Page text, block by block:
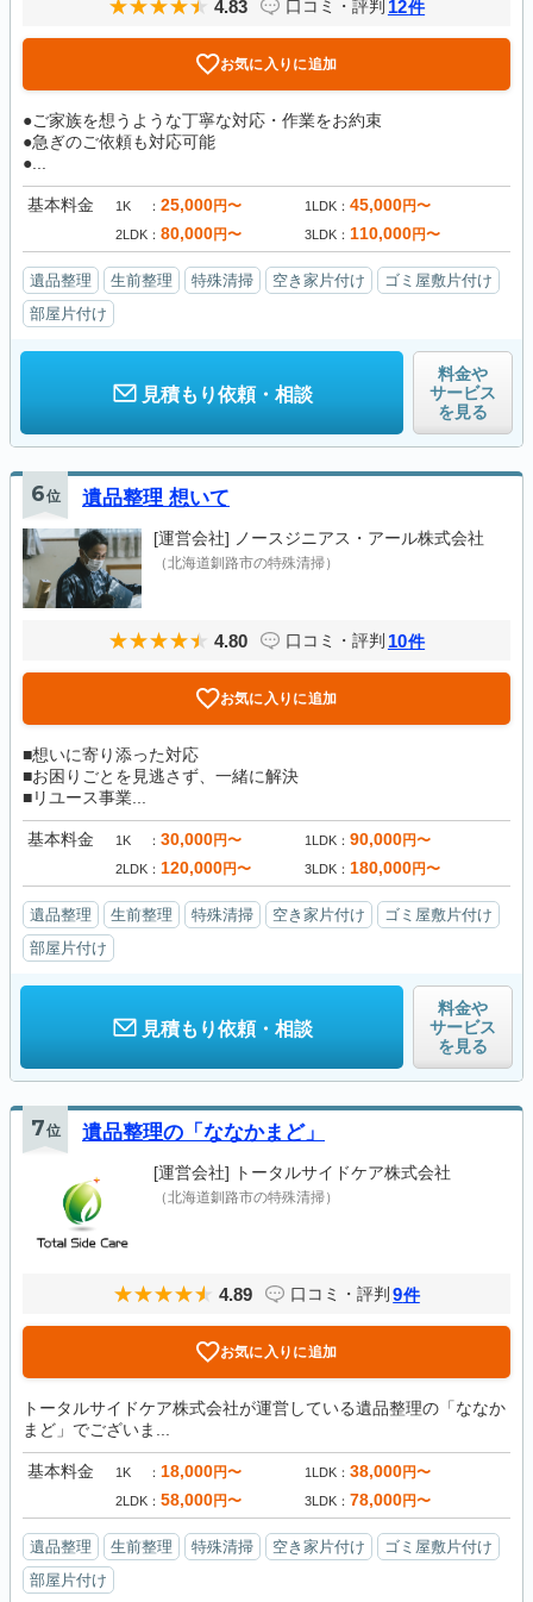
4.83 口コミ・評判 12件
お気に入りに追加
●ご家族を想うような丁寧な対応・作業をお約束
●急ぎのご依頼も対応可能
●...
基本料金 1K 25,000円〜 1LDK 45,000円〜
2LDK 80,000円〜 3LDK 110,000円〜
遺品整理 生前整理 特殊清掃 空き家片付け
ゴミ屋敷片付け
部屋片付け
見積もり依頼・相談
料金や
サービス
を見る
6位 遺品整理 想いて
[運営会社] ノースジニアス・アール株式会社
（北海道釧路市の特殊清掃）
4.80 口コミ・評判 10件
お気に入りに追加
■想いに寄り添った対応
■お困りごとを見逃さず、一緒に解決
■リユース事業...
基本料金 1K 30,000円〜 1LDK 90,000円〜
2LDK 120,000円〜 3LDK 180,000円〜
遺品整理 生前整理 特殊清掃 空き家片付け
ゴミ屋敷片付け
部屋片付け
見積もり依頼・相談
料金や
サービス
を見る
7位 遺品整理の「ななかまど」
[運営会社] トータルサイドケア株式会社
（北海道釧路市の特殊清掃）
4.89 口コミ・評判 9件
お気に入りに追加
トータルサイドケア株式会社が運営している遺品整理の「ななか
まど」でございま...
基本料金 1K 18,000円〜 1LDK 38,000円〜
2LDK 58,000円〜 3LDK 78,000円〜
遺品整理 生前整理 特殊清掃 空き家片付け
ゴミ屋敷片付け
部屋片付け